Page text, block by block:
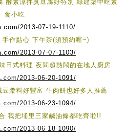
酵素涼拌臭豆腐好特別 綠建築中吃素
食小吃
2013-07-19-1110/
作點心 下午茶(須預約喔~)
2013-07-07-1103/
日式料理 夜間超熱鬧的在地人廚房
2013-06-20-1091/
漿料好豐富 牛肉餅也好多人推薦
2013-06-23-1094/
我把埔里三家鹹油條都吃齊啦!!
2013-06-18-1090/